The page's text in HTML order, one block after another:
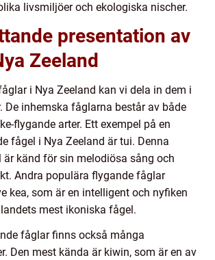
livsmiljöer och ekologiska nischer.
presentation av
Zeeland
i Nya Zeeland kan vi dela in dem i
De inhemska fåglarna består av både
flygande arter. Ett exempel på en
fågel i Nya Zeeland är tui. Denna
känd för sin melodiösa sång och
Andra populära flygande fåglar
kea, som är en intelligent och nyfiken
mest ikoniska fågel.
fåglar finns också många
Den mest kända är kiwin, som är en av